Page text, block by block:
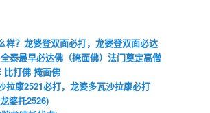
样？龙婆登双面必打，龙婆登双面必达
泰最早必达佛（掩面佛）法门奠定高僧
比打佛 掩面佛
拉康2521必打，龙婆多瓦沙拉康必打
婆托2526)